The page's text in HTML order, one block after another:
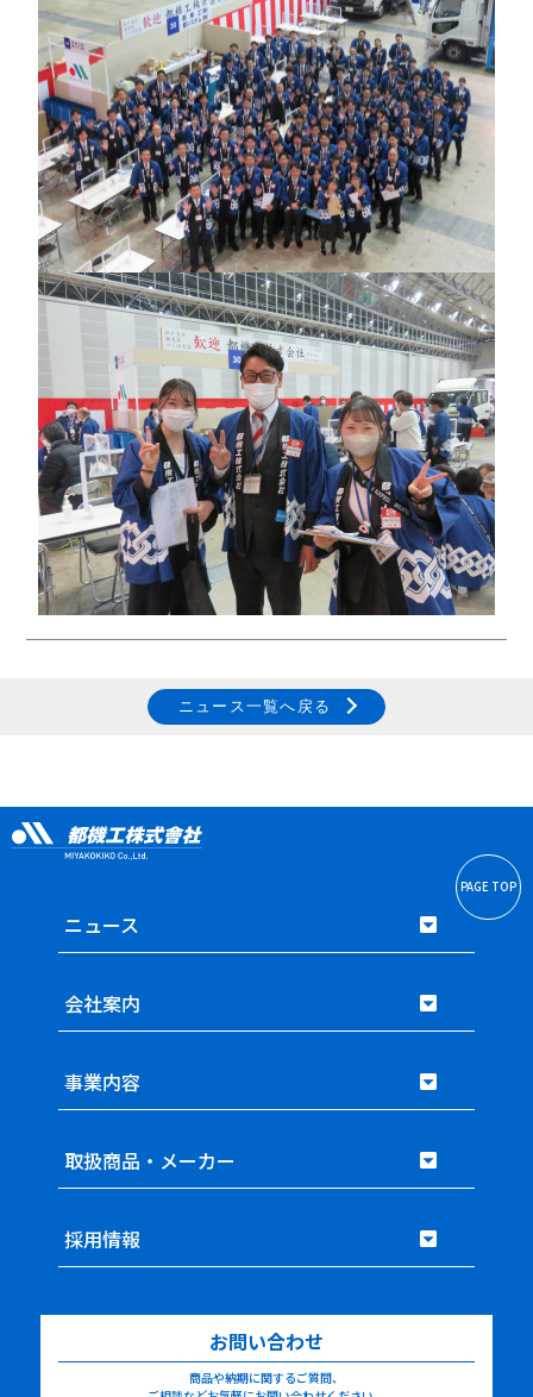
ニュース一覧へ戻る
PAGE TOP
ニュース
会社案内
事業内容
取扱商品・メーカー
採用情報
お問い合わせ
商品や納期に関するご質問、